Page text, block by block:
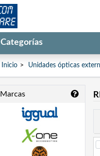
Categorías
Inicio Unidades ópticas
Marcas